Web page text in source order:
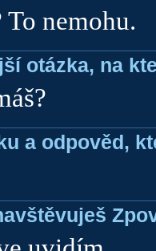
To nemohu.
otázka, na
a odpověd,